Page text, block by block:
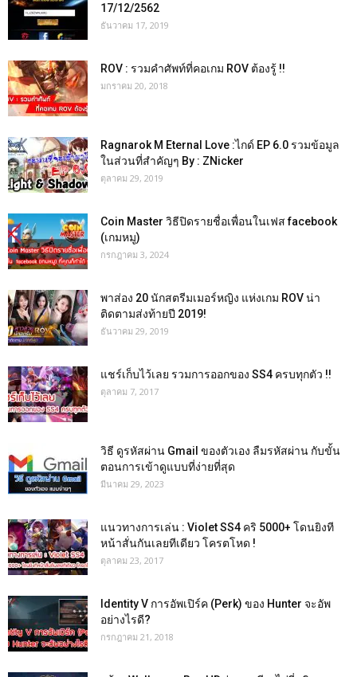
17/12/2562
ธันวาคม 17, 2019
ROV : รวมคำศัพท์ที่คอเกม ROV ต้องรู้ !!
มกราคม 20, 2018
Ragnarok M Eternal Love :ไกด์ EP 6.0 รวมข้อมูล
ในส่วนที่สำคัญๆ By : ZNicker
ตุลาคม 29, 2019
Coin Master วิธีปิดรายชื่อเพื่อนในเฟส facebook
(เกมหมู)
กรกฎาคม 3, 2024
พาส่อง 20 นักสตรีมเมอร์หญิง แห่งเกม ROV น่า
ติดตามส่งท้ายปี 2019!
ธันวาคม 29, 2019
แชร์เก็บไว้เลย รวมการออกของ SS4 ครบทุกตัว !!
ตุลาคม 7, 2017
วิธี ดูรหัสผ่าน Gmail ของตัวเอง ลืมรหัสผ่าน กับขั้น
ตอนการเข้าดูแบบที่ง่ายที่สุด
มีนาคม 29, 2023
แนวทางการเล่น : Violet SS4 คริ 5000+ โดนยิงที
หน้าสั่นกันเลยทีเดียว โครตโหด !
ตุลาคม 23, 2017
Identity V การอัพเปิร์ค (Perk) ของ Hunter จะอัพ
อย่างไรดี?
กรกฎาคม 21, 2018